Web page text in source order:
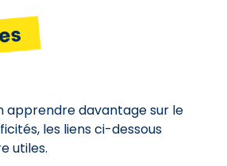
apprendre davantage sur le
les liens ci-dessous
utiles.